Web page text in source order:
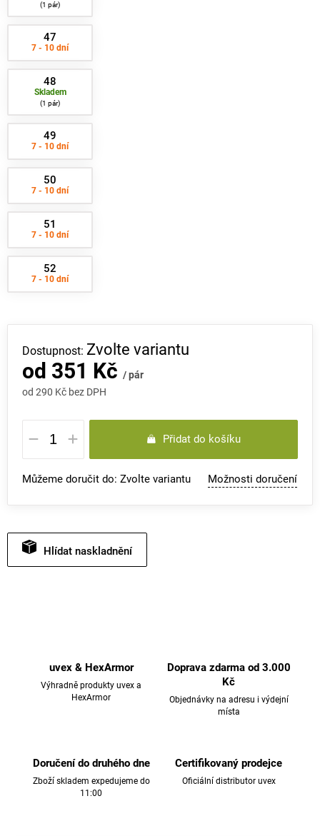
1 pár
47
7 - 10 dní
48
Skladem
1 pár
49
7 - 10 dní
50
7 - 10 dní
51
7 - 10 dní
52
7 - 10 dní
od 351 Kč / pár
od 290 Kč bez DPH
Měrná
cena:
Zvolte variantu
Přidat do košíku
Můžeme doručit do: Zvolte variantu Možnosti doručení
Hlídat
uvex & HexArmor
Výhradně produkty uvex a
HexArmor
Doprava zdarma od 3.000
Kč
Objednávky na adresu i výdejní
místa
Doručení do druhého dne
Zboží skladem expedujeme do
11:00
Certifikovaný prodejce
Oficiální distributor uvex